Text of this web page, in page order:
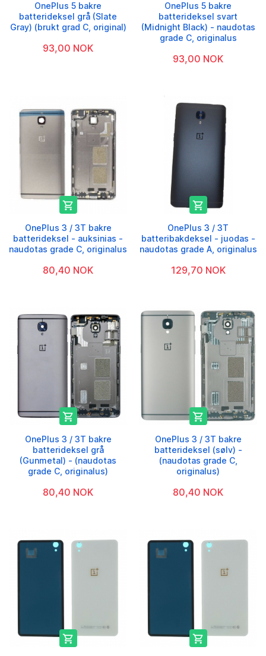
OnePlus 5 bakre
batterideksel grå (Slate
Gray) (brukt grad C, original)
93,00 NOK
OnePlus 5 bakre
batterideksel svart
(Midnight Black) - naudotas
grade C, originalus
93,00 NOK

OnePlus 3 / 3T bakre
batterideksel - auksinias -
naudotas grade C, originalus
80,40 NOK

OnePlus 3 / 3T
batteribakdeksel - juodas -
naudotas grade A, originalus
129,70 NOK

OnePlus 3 / 3T bakre
batterideksel grå
(Gunmetal) - (naudotas
grade C, originalus)
80,40 NOK

OnePlus 3 / 3T bakre
batterideksel (sølv) -
(naudotas grade C,
originalus)
80,40 NOK
 